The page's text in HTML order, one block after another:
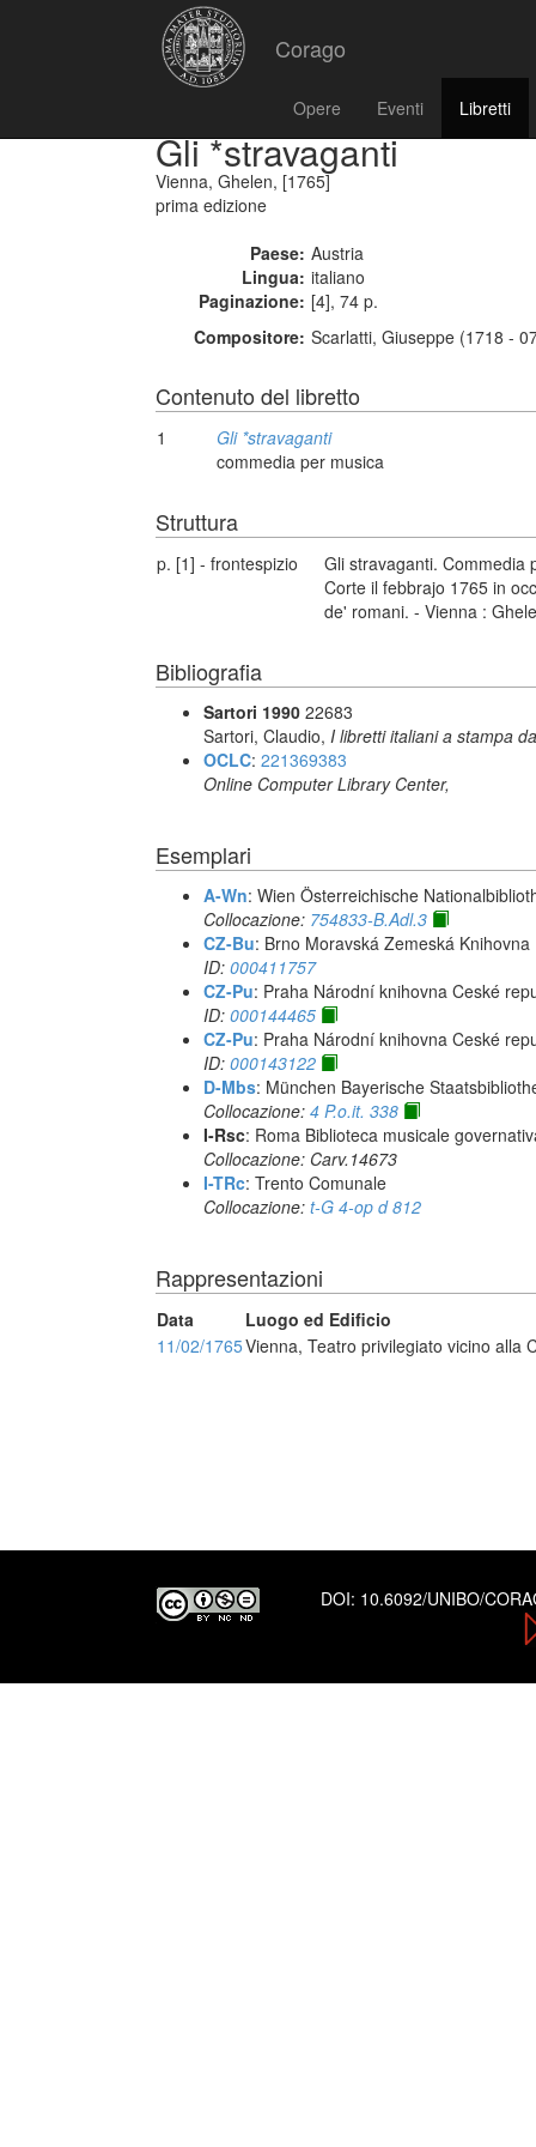
Corago
Opere Eventi Libretti
Gli *stravaganti
Vienna, Ghelen, [1765]
prima edizione
Paese: Austria
Lingua: italiano
Paginazione: [4], 74 p.
Compositore: Scarlatti, Giuseppe (1718 -
Contenuto del libretto
1
Gli *stravaganti
commedia per musica
Struttura
p. [1] - frontespizio
Gli stravaganti. Commedia
Corte il febbrajo 1765 in
de' romani. - Vienna :
Bibliografia
Sartori 1990 22683
Sartori, Claudio, I libretti italiani a stampa
OCLC: 221369383
Online Computer Library Center,
Esemplari
A-Wn: Wien Österreichische
Collocazione: 754833-B.Adl.3
CZ-Bu: Brno Moravská Zemeská Knihovna
ID: 000411757
CZ-Pu: Praha Národní knihovna Ceské
ID: 000144465
CZ-Pu: Praha Národní knihovna Ceské
ID: 000143122
D-Mbs: München Bayerische
Collocazione: 4 P.o.it. 338
I-Rsc: Roma Biblioteca musicale
Collocazione: Carv.14673
I-TRc: Trento Comunale
Collocazione: t-G 4-op d 812
Rappresentazioni
Data
Luogo ed Edificio
11/02/1765Vienna, Teatro privilegiato vicino alla
DOI: 10.6092/UNIBO/